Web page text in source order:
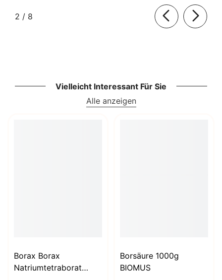
2 / von
8
Vielleicht Interessant Für Sie
Alle anzeigen
Borax Borax
Natriumtetraborat
Borsäure 1000g
BIOMUS